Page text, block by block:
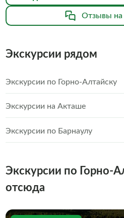
Отзывы на
Экскурсии рядом
Экскурсии по Горно-Алтайску
Экскурсии на Акташе
Экскурсии по Барнаулу
Экскурсии по Горно-
отсюда